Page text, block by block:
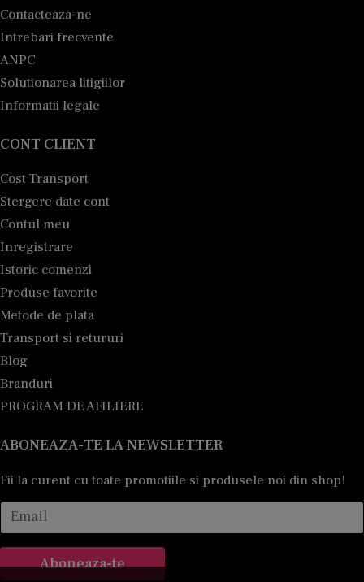
Contacteaza-ne
Intrebari frecvente
ANPC
Solutionarea litigiilor
Informatii legale
CONT CLIENT
Cost Transport
Stergere date cont
Contul meu
Inregistrare
Istoric comenzi
Produse favorite
Metode de plata
Transport si retururi
Blog
Branduri
PROGRAM DE AFILIERE
ABONEAZA-TE LA NEWSLETTER
Fii la curent cu toate promotiile si produsele noi din shop!
Email
Aboneaza-te